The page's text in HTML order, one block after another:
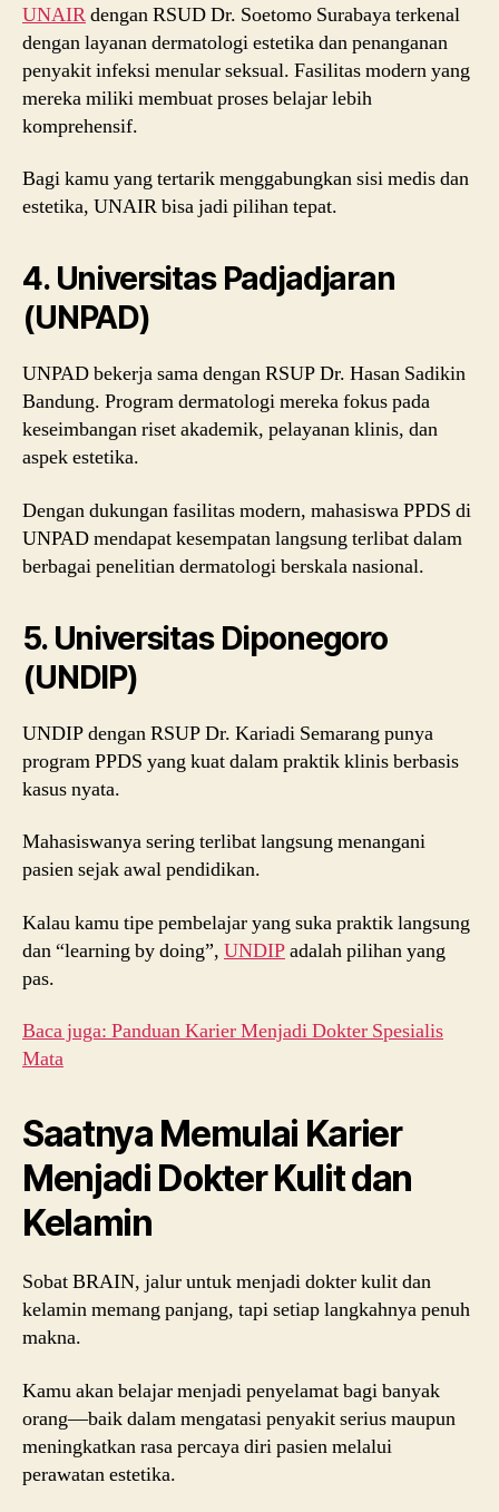
UNAIRdengan RSUD Dr. Soetomo Surabaya terkenal
dengan layanan dermatologi estetika dan penanganan
penyakit infeksi menular seksual. Fasilitas modern yang
mereka miliki membuat proses belajar lebih
komprehensif.
Bagi kamu yang tertarik menggabungkan sisi medis dan
estetika, UNAIR bisa jadi pilihan tepat.
4. Universitas Padjadjaran
(UNPAD)
UNPAD bekerja sama dengan RSUP Dr. Hasan Sadikin
Bandung. Program dermatologi mereka fokus pada
keseimbangan riset akademik, pelayanan klinis, dan
aspek estetika.
Dengan dukungan fasilitas modern, mahasiswa PPDS di
UNPAD mendapat kesempatan langsung terlibat dalam
berbagai penelitian dermatologi berskala nasional.
5. Universitas Diponegoro
(UNDIP)
UNDIP dengan RSUP Dr. Kariadi Semarang punya
program PPDS yang kuat dalam praktik klinis berbasis
kasus nyata.
Mahasiswanya sering terlibat langsung menangani
pasien sejak awal pendidikan.
Kalau kamu tipe pembelajar yang suka praktik langsung
dan “learning by doing”, UNDIPadalah pilihan yang
pas.
Baca juga: Panduan Karier Menjadi Dokter Spesialis
Mata
Saatnya Memulai Karier
Menjadi Dokter Kulit dan
Kelamin
Sobat BRAIN, jalur untuk menjadi dokter kulit dan
kelamin memang panjang, tapi setiap langkahnya penuh
makna.
Kamu akan belajar menjadi penyelamat bagi banyak
orang—baik dalam mengatasi penyakit serius maupun
meningkatkan rasa percaya diri pasien melalui
perawatan estetika.